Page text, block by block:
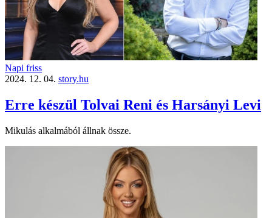
Napi friss
2024. 12. 04. story.hu
Erre készül Tolvai Reni és Harsányi Levi
Mikulás alkalmából állnak össze.